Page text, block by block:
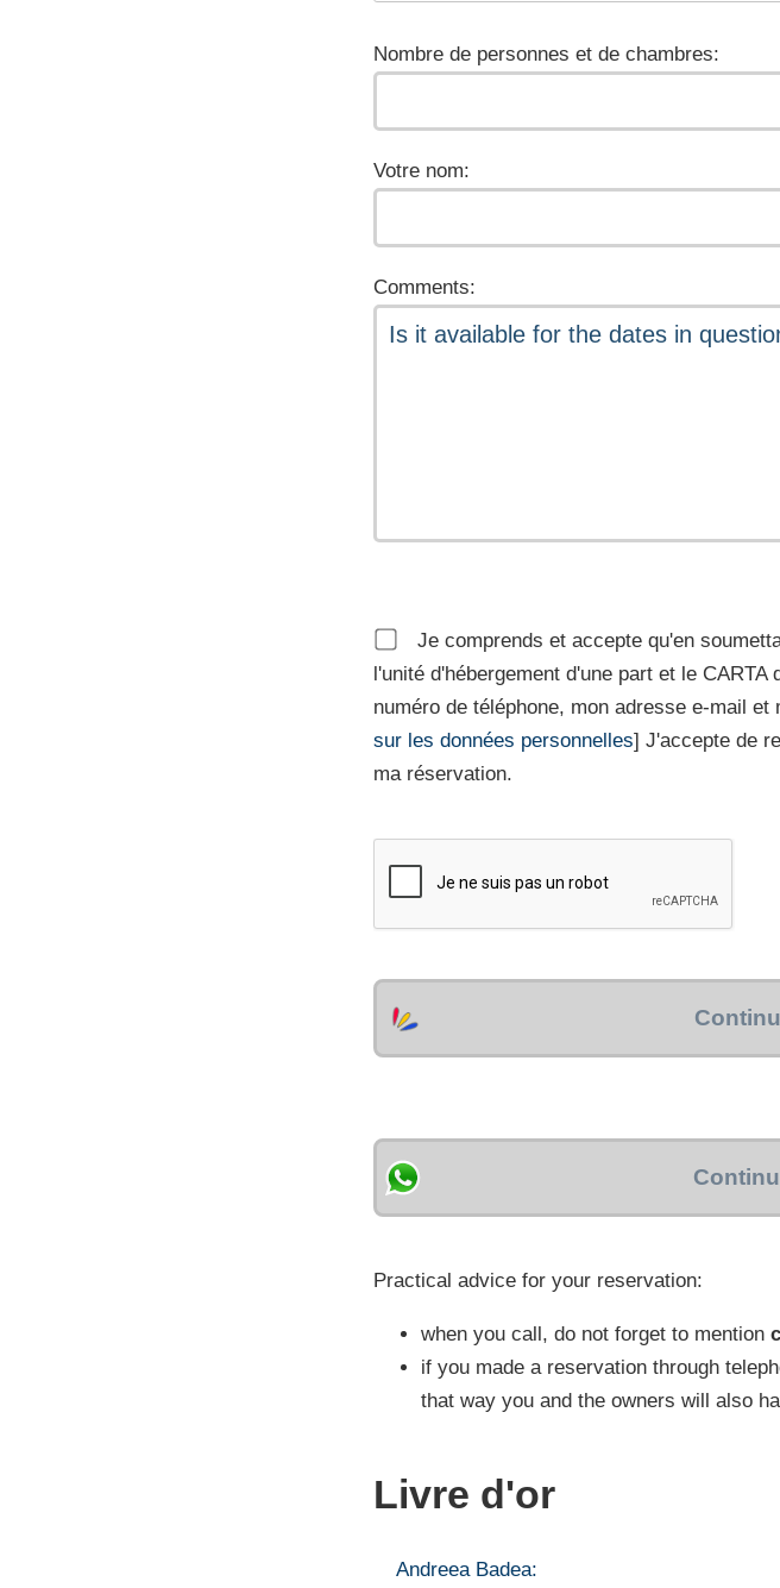
Nombre de personnes et de chambres:
Votre nom:
Comments:
Je comprends et accepte qu'en
l'unité d'hébergement d'une part et le
numéro de téléphone, mon adresse e-mail et
sur les données personnelles] J'accepte de
ma réservation.
Practical advice for your reservation:
when you call, do not forget to mention
if you made a reservation through
that way you and the owners will also
Livre d'or
Andreea Badea: